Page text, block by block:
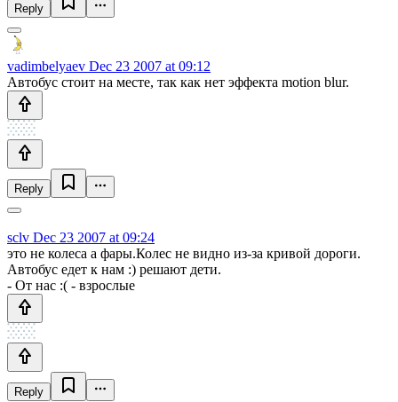
Reply
vadimbelyaev Dec 23 2007 at 09:12
Автобус стоит на месте, так как нет эффекта motion blur.
Reply
sclv Dec 23 2007 at 09:24
это не колеса а фары.Колес не видно из-за кривой дороги.
Автобус едет к нам :) решают дети.
- От нас :( - взрослые
Reply